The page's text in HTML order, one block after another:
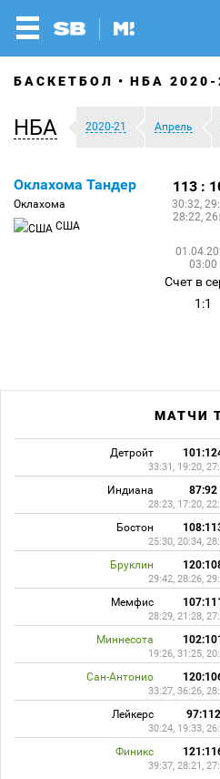
БАСКЕТБОЛ НБА 2020-
НБА 2020-21 Апрель
Оклахома Тандер
Оклахома
США
113 :
30:32,
28:22,
03:00
Счет в
1:1
МАТЧИ
Детройт
33:31, 19:20,
Индиана 87:92
28:23, 17:20,
Бостон
25:30, 20:34,
Бруклин
29:42, 28:26,
Мемфис 107:111
28:29, 21:28,
Миннесота 102:101
19:26, 31:25,
Сан-Антонио
33:27, 36:26,
Лейкерс 97:112
30:24, 19:33,
Финикс
39:37, 28:21,